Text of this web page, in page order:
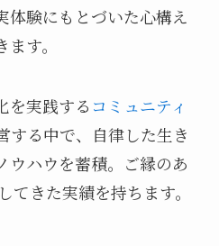
体験にもとづいた心構え
す。
を実践する コミュニティ
する中で、自律した生き
ウハウを蓄積。ご縁のあ
てきた実績を持ちます。